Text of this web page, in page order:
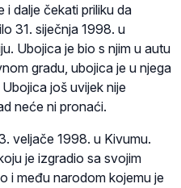
i dalje čekati priliku da
31. siječnja 1998. u
Ubojica je bio s njim u autu
gradu, ubojica je u njega
još uvijek nije
neće ni pronaći.
veljače 1998. u Kivumu.
je izgradio sa svojim
i među narodom kojemu je